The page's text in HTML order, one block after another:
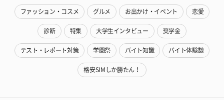
ファッション・コスメ グルメ お出かけ・イベント 恋愛
診断 特集 大学生インタビュー 奨学金
テスト・レポート対策 学園祭 バイト知識 バイト体験談
格安SIMしか勝たん！